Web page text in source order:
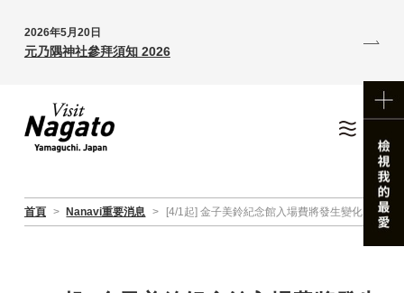
2026年5月20日
元乃隅神社參拜須知 2026
首頁 > Nanavi重要消息 > [4/1起] 金子美鈴紀念館入場費將發生變化